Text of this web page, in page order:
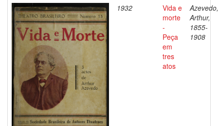
1932
Vida e
morte
-
Peça
em
tres
atos
Azevedo,
Arthur,
1855-
1908